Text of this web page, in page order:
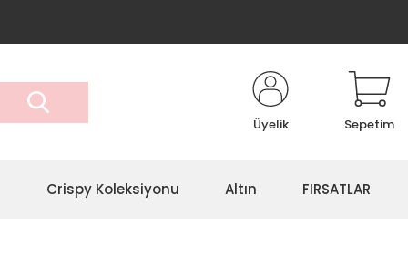
Üyelik Sepetim
Crispy Koleksiyonu Altın FIRSATLAR